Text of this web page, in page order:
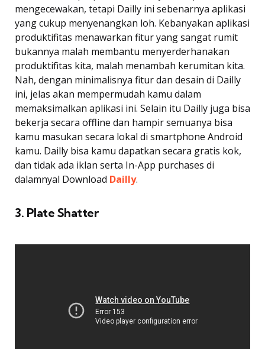
mengecewakan, tetapi Dailly ini sebenarnya aplikasi
yang cukup menyenangkan loh. Kebanyakan aplikasi
produktifitas menawarkan fitur yang sangat rumit
bukannya malah membantu menyerderhanakan
produktifitas kita, malah menambah kerumitan kita.
Nah, dengan minimalisnya fitur dan desain di Dailly
ini, jelas akan mempermudah kamu dalam
memaksimalkan aplikasi ini. Selain itu Dailly juga bisa
bekerja secara offline dan hampir semuanya bisa
kamu masukan secara lokal di smartphone Android
kamu. Dailly bisa kamu dapatkan secara gratis kok,
dan tidak ada iklan serta In-App purchases di
dalamnyal Download Dailly.
3. Plate Shatter